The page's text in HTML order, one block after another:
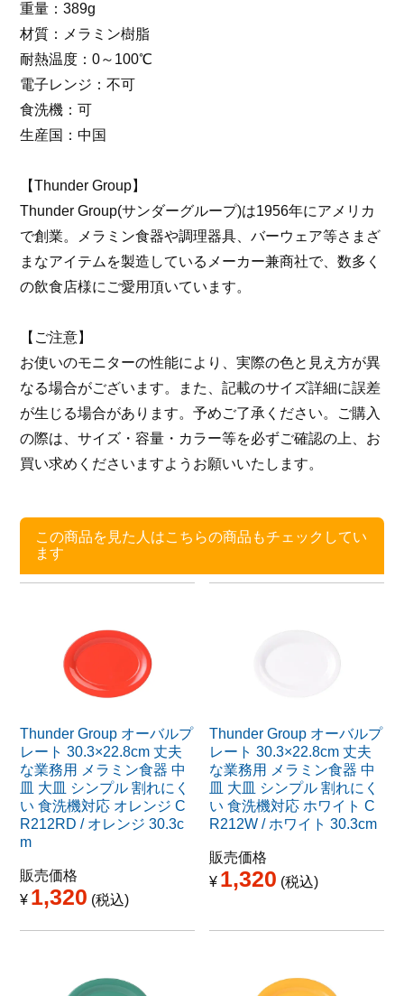
重量：389g
材質：メラミン樹脂
耐熱温度：0～100℃
電子レンジ：不可
食洗機：可
生産国：中国
【Thunder Group】
Thunder Group(サンダーグループ)は1956年にアメリカ
で創業。メラミン食器や調理器具、バーウェア等さまざ
まなアイテムを製造しているメーカー兼商社で、数多く
の飲食店様にご愛用頂いています。
【ご注意】
お使いのモニターの性能により、実際の色と見え方が異
なる場合がございます。また、記載のサイズ詳細に誤差
が生じる場合があります。予めご了承ください。ご購入
の際は、サイズ・容量・カラー等を必ずご確認の上、お
買い求めくださいますようお願いいたします。
この商品を見た人はこちらの商品もチェックしてい
ます
Thunder Group オーバルプ
レート 30.3×22.8cm 丈夫
な業務用 メラミン食器 中
皿 大皿 シンプル 割れにく
い 食洗機対応 オレンジ C
R212RD / オレンジ 30.3c
m
販売価格
¥ 1,320 税込
Thunder Group オーバルプ
レート 30.3×22.8cm 丈夫
な業務用 メラミン食器 中
皿 大皿 シンプル 割れにく
い 食洗機対応 ホワイト C
R212W / ホワイト 30.3cm
販売価格
¥ 1,320 税込